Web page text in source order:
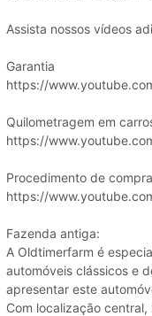
Assista nossos vídeos
Garantia
https://
Quilometragem em
https://
Procedimento de compra
https://
Fazenda antiga:
A Oldtimerfarm é
automóveis clássicos e
apresentar este
Com localização